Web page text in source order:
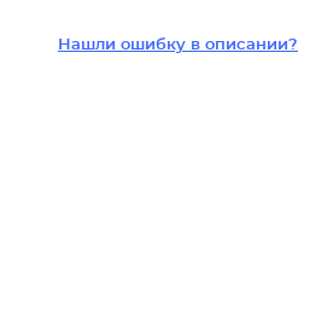
Нашли ошибку в описании?